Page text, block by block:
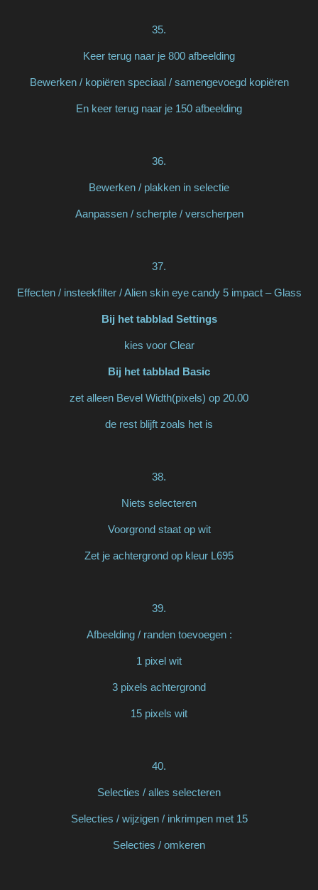
35.
Keer terug naar je 800 afbeelding
Bewerken / kopiëren speciaal / samengevoegd kopiëren
En keer terug naar je 150 afbeelding
36.
Bewerken / plakken in selectie
Aanpassen / scherpte / verscherpen
37.
Effecten / insteekfilter / Alien skin eye candy 5 impact – Glass
Bij het tabblad Settings
kies voor Clear
Bij het tabblad Basic
zet alleen Bevel Width(pixels) op 20.00
de rest blijft zoals het is
38.
Niets selecteren
Voorgrond staat op wit
Zet je achtergrond op kleur L695
39.
Afbeelding / randen toevoegen :
1 pixel wit
3 pixels achtergrond
15 pixels wit
40.
Selecties / alles selecteren
Selecties / wijzigen / inkrimpen met 15
Selecties / omkeren